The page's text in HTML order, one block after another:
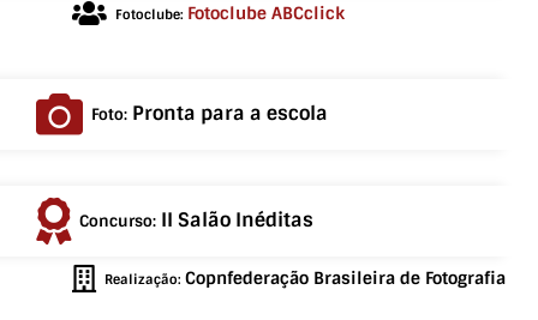
Fotoclube: Fotoclube ABCclick
Foto: Pronta para a escola
Concurso: II Salão Inéditas
Realização: Copnfederação Brasileira de Fotografia